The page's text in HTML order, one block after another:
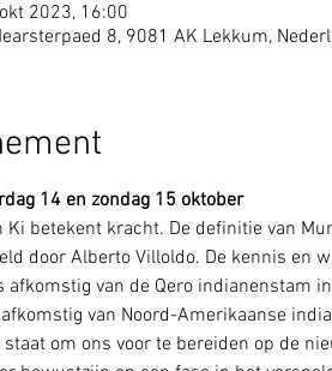
2023, 16:00
8, 9081 AK Lekkum,
14 en zondag 15 oktober
betekent kracht. De definitie van
door Alberto Villoldo. De kennis en
van de Qero indianenstam
van Noord-Amerikaanse
om ons voor te bereiden op de